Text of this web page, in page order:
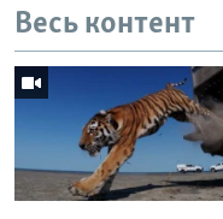
Весь контент